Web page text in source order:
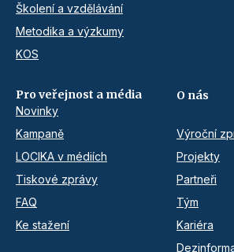
Školení a vzdělávání
Metodika a výzkumy
KOS
Pro veřejnost a média
Novinky
Kampaně
LOCIKA v médiích
Tiskové zprávy
FAQ
Ke stažení
O nás
Výroční
Projekty
Partneři
Tým
Kariéra